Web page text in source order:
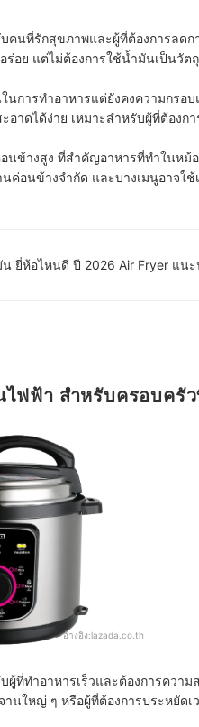
คนที่รักสุขภาพและผู้ที่ต้องการลด
ร่อย แต่ไม่ต้องการใช้น้ำมันเป็นวัต
นการทำอาหารแต่ยังคงความกรอ
ะอาดได้ง่าย เหมาะสำหรับผู้ที่ต้อง
นข้างสูง ที่สำคัญอาหารที่ทำในหม้
ค่อนข้างจำกัด และบางเมนูอาจใ
ยี่ห้อไหนดี ปี 2026 Air Fryer แนะ
ไฟฟ้า สำหรับครอบครั
อ้างอิง:lazada.co.th
ที่ทำอาหารเร็วและต้องการควา
านใหญ่ ๆ หรือผู้ที่ต้องการประหยัด